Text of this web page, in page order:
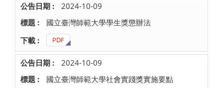
2024-10-09
國立臺灣師範大學學生獎懲辦法
PDF
2024-10-09
國立臺灣師範大學社會實踐獎實施要點